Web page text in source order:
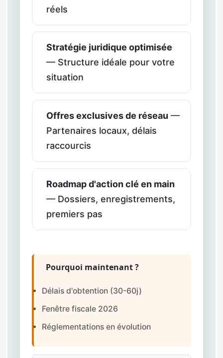
réels
Stratégie juridique optimisée
— Structure idéale pour votre
situation
Offres exclusives de réseau —
Partenaires locaux, délais
raccourcis
Roadmap d'action clé en main
— Dossiers, enregistrements,
premiers pas
Pourquoi maintenant ?
Délais d'obtention (30-60j)
Fenêtre fiscale 2026
Réglementations en évolution